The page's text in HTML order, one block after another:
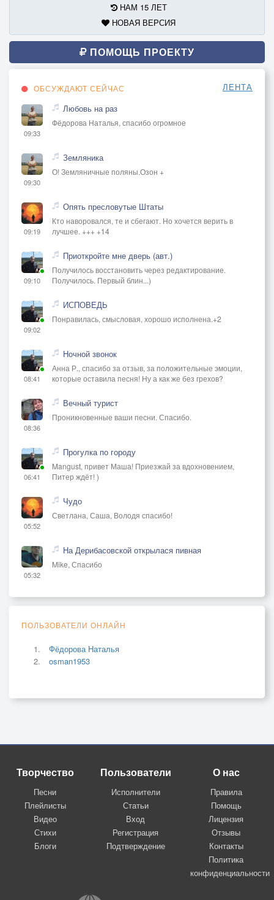
НАМ 15 ЛЕТ
НОВАЯ ВЕРСИЯ
ПОМОЩЬ ПРОЕКТУ
ОБСУЖДАЮТ СЕЙЧАС ЛЕНТА
09:33
Любовь на раз
Фёдорова Наталья, спасибо огромное
09:30
Земляника
О! Земляничные поляны.Озон +
09:19
Опять пресловутые Штаты
Кто наворовался, те и сбегают. Но хочется верить в
лучшее. +++ +14
09:10
Приоткройте мне дверь (авт.)
Получилось восстановить через редактирование.
Получилось. Первый блин...)
09:02
ИСПОВЕДЬ
Понравилась, смысловая, хорошо исполнена.+2
08:41
Ночной звонок
Анна Р., спасибо за отзыв, за положительные эмоции,
которые оставила песня! Ну а как же без грехов?
08:36
Вечный турист
Проникновенные ваши песни. Спасибо.
06:41
Прогулка по городу
Mangust, привет Маша! Приезжай за вдохновением,
Питер ждёт! )
05:52
Чудо
Светлана, Саша, Володя спасибо!
05:32
На Дерибасовской открылася пивная
Mike, Спасибо
ПОЛЬЗОВАТЕЛИ ОНЛАЙН
Фёдорова Наталья
osman1953
Творчество
Песни
Плейлисты
Видео
Стихи
Блоги
Пользователи
Исполнители
Статьи
Вход
Регистрация
Подтверждение
О нас
Правила
Помощь
Лицензия
Отзывы
Контакты
Политика
конфиденциальности